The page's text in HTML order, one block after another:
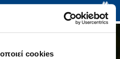
cookies